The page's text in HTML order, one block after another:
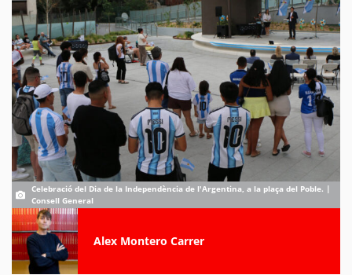
Celebració del Dia de la Independència de l'Argentina, a la plaça del Poble. |
Consell General
Alex Montero Carrer